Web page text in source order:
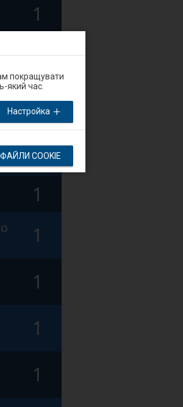
1
1
1
1
1
1
1
1
1
покращувати
який час.
Настройка
COOKIE